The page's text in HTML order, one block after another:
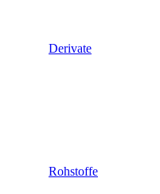
Derivate
Rohstoffe